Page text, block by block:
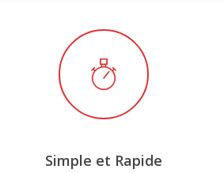
Simple et Rapide